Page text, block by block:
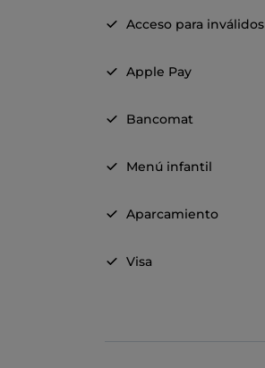
Acceso para inválidos
Apple Pay
Bancomat
Menú infantil
Aparcamiento
Visa